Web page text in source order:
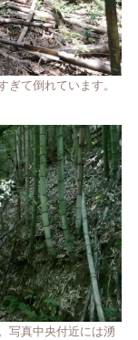
ぎて倒れています。
写真中央付近には湧